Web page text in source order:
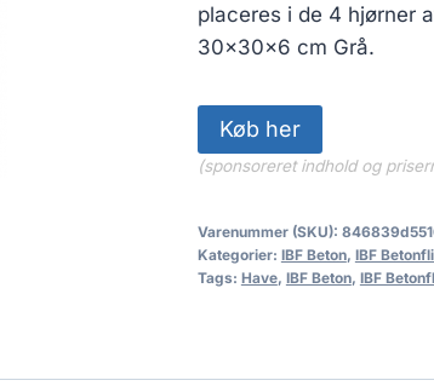
placeres i de 4 hjørner
30x30x6 cm Grå.
Køb her
(sponsoreret indhold og
Varenummer (SKU):
Kategorier: IBF Beton, IBF
Tags: Have, IBF Beton, IBF